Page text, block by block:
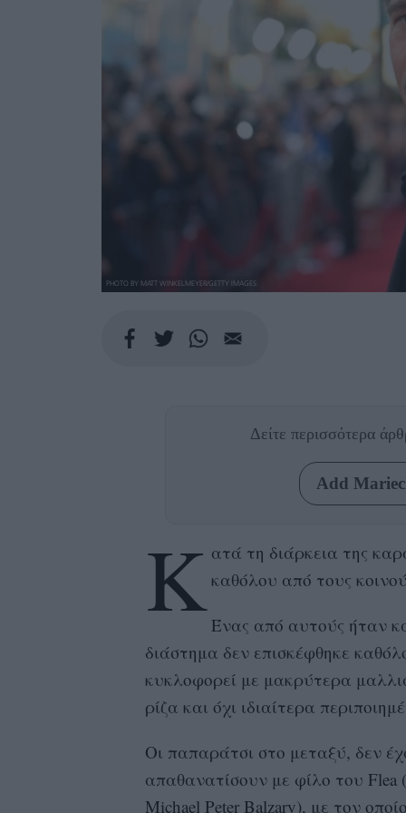
PHOTO BY MATT WINKELMEYER/GETTY IMAGES
Δείτε περισσότερα
Add
Κ ατά τη διάρκεια της
καθόλου από τους
Ένας από αυτούς ήταν
διάστημα δεν επισκέφθηκε
κυκλοφορεί με μακρύτερα
ρίζα και όχι ιδιαίτερα
Οι παπαράτσι στο μεταξύ, δεν
απαθανατίσουν με φίλο του Flea
Michael Peter Balzary), με τον